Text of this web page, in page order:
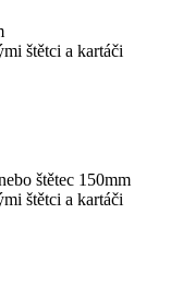
štětci a kartáči
štětci a kartáči